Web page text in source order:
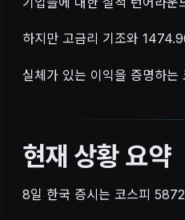
하지만 고금리 기조와
실체가 있는 이익을 증명하는
현재 상황 요약
8일 한국 증시는 코스피